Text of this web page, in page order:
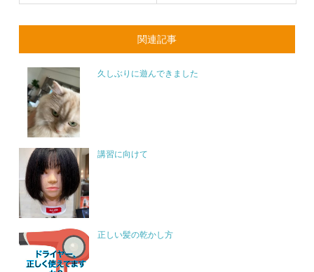
関連記事
久しぶりに遊んできました
講習に向けて
正しい髪の乾かし方